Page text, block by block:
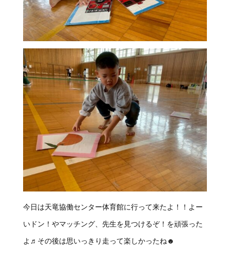
今日は天竜協働センター体育館に行って来たよ！！よー
いドン！やマッチング、先生を見つけるぞ！を頑張った
よ♬その後は思いっきり走って楽しかったね☻